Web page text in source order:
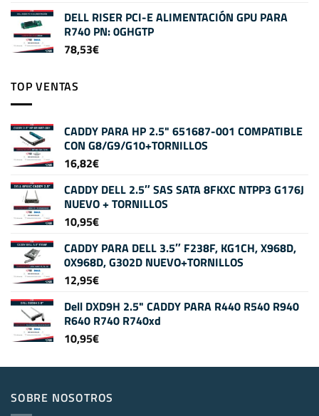
DELL RISER PCI-E ALIMENTACIÓN GPU PARA
R740 PN: 0GHGTP
78,53€
TOP VENTAS
CADDY PARA HP 2.5" 651687-001 COMPATIBLE
CON G8/G9/G10+TORNILLOS
16,82€
CADDY DELL 2.5″ SAS SATA 8FKXC NTPP3 G176J
NUEVO + TORNILLOS
10,95€
CADDY PARA DELL 3.5″ F238F, KG1CH, X968D,
0X968D, G302D NUEVO+TORNILLOS
12,95€
Dell DXD9H 2.5" CADDY PARA R440 R540 R940
R640 R740 R740xd
10,95€
SOBRE NOSOTROS